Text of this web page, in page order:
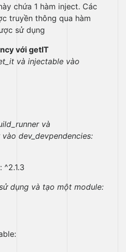
chứa 1 hàm inject. Các
truyền thông qua hàm
sử dụng
với getIT
và injectable vào
và
dev_devpendencies:
^2.1.3
sử dụng và tạo một module: